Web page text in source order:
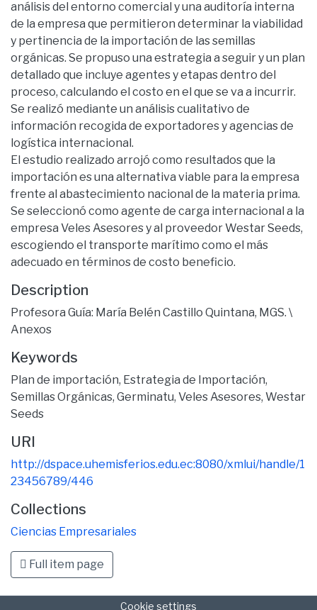
análisis del entorno comercial y una auditoría interna
de la empresa que permitieron determinar la viabilidad
y pertinencia de la importación de las semillas
orgánicas. Se propuso una estrategia a seguir y un plan
detallado que incluye agentes y etapas dentro del
proceso, calculando el costo en el que se va a incurrir.
Se realizó mediante un análisis cualitativo de
información recogida de exportadores y agencias de
logística internacional.
El estudio realizado arrojó como resultados que la
importación es una alternativa viable para la empresa
frente al abastecimiento nacional de la materia prima.
Se seleccionó como agente de carga internacional a la
empresa Veles Asesores y al proveedor Westar Seeds,
escogiendo el transporte marítimo como el más
adecuado en términos de costo beneficio.
Description
Profesora Guía: María Belén Castillo Quintana, MGS. \
Anexos
Keywords
Plan de importación, Estrategia de Importación,
Semillas Orgánicas, Germinatu, Veles Asesores, Westar
Seeds
URI
http://dspace.uhemisferios.edu.ec:8080/xmlui/handle/1
23456789/446
Collections
Ciencias Empresariales
Full item page
Cookie settings